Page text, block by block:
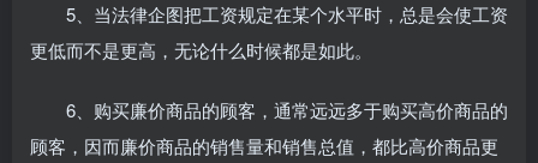
5、当法律企图把工资规定在某个水平时，总是会使工资
更低而不是更高，无论什么时候都是如此。
6、购买廉价商品的顾客，通常远远多于购买高价商品的
顾客，因而廉价商品的销售量和销售总值，都比高价商品更